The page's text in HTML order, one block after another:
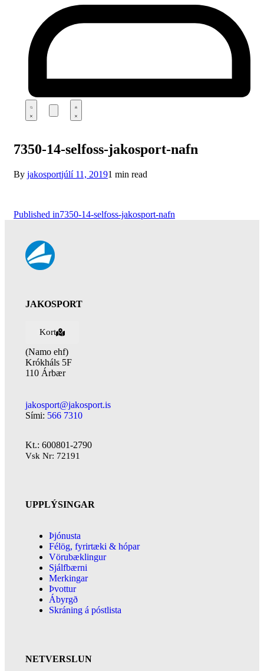
7350-14-selfoss-jakosport-nafn
By jakosportjúlí 11, 20191 min read
Published in7350-14-selfoss-jakosport-nafn
JAKOSPORT
Kort
(Namo ehf)
Krókháls 5F
110 Árbær
jakosport@jakosport.is
Sími: 566 7310
Kt.: 600801-2790
Vsk Nr: 72191
UPPLÝSINGAR
Þjónusta
Félög, fyrirtæki & hópar
Vörubæklingur
Sjálfbærni
Merkingar
Þvottur
Ábyrgð
Skráning á póstlista
NETVERSLUN